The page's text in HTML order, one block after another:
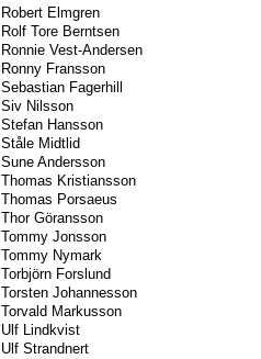
Robert Elmgren
Rolf Tore Berntsen
Ronnie Vest-Andersen
Ronny Fransson
Sebastian Fagerhill
Siv Nilsson
Stefan Hansson
Ståle Midtlid
Sune Andersson
Thomas Kristiansson
Thomas Porsaeus
Thor Göransson
Tommy Jonsson
Tommy Nymark
Torbjörn Forslund
Torsten Johannesson
Torvald Markusson
Ulf Lindkvist
Ulf Strandnert